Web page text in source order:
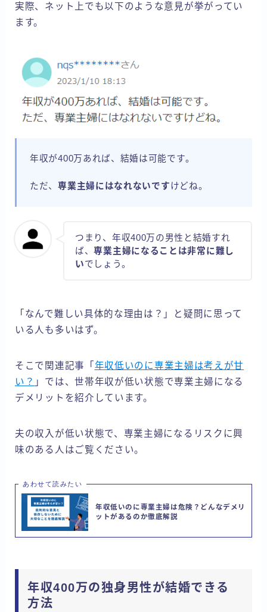
実際、ネット上でも以下のような意見が挙がってい
ます。
年収が400万あれば、結婚は可能です。
ただ、専業主婦にはなれないですけどね。
つまり、年収400万の男性と結婚すれ
ば、専業主婦になることは非常に難し
いでしょう。
「なんで難しい具体的な理由は？」と疑問に思って
いる人も多いはず。
そこで関連記事「 年収低いのに専業主婦は考えが甘
い？ 」では、世帯年収が低い状態で専業主婦になる
デメリットを紹介しています。
夫の収入が低い状態で、専業主婦になるリスクに興
味のある人はご覧ください。
あわせて読みたい
年収低いのに専業主婦は危険？どんなデメリ
ットがあるのか徹底解説
年収400万の独身男性が結婚できる
方法